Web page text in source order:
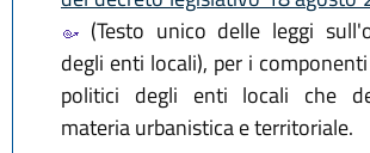
(Testo unico delle leggi
degli enti locali), per i
politici degli enti locali che
materia urbanistica e territoriale.